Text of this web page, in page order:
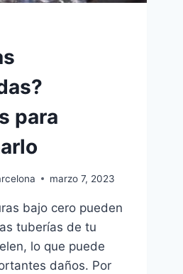
para
marzo 7, 2023
bajo cero pueden
tuberías de tu
lo que puede
daños. Por